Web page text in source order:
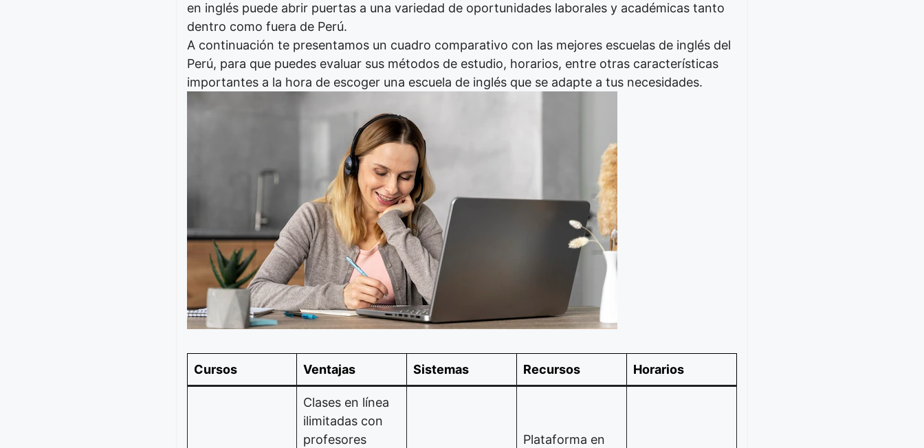
en inglés puede abrir puertas a una variedad de oportunidades laborales y académicas tanto
dentro como fuera de Perú.
A continuación te presentamos un cuadro comparativo con las mejores escuelas de inglés del
Perú, para que puedes evaluar sus métodos de estudio, horarios, entre otras características
importantes a la hora de escoger una escuela de inglés que se adapte a tus necesidades.
Cursos Ventajas Sistemas Recursos Horarios
Clases en línea
ilimitadas con
profesores
Plataforma en